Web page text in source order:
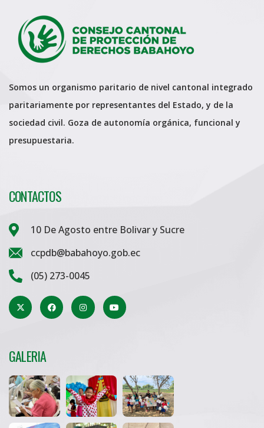
Somos un organismo paritario de nivel cantonal integrado
paritariamente por representantes del Estado, y de la
sociedad civil. Goza de autonomía orgánica, funcional y
presupuestaria.
CONTACTOS
10 De Agosto entre Bolivar y Sucre
ccpdb@babahoyo.gob.ec
(05) 273-0045
GALERIA